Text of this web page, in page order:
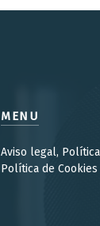
MENU
Aviso legal,
Política de Cookies